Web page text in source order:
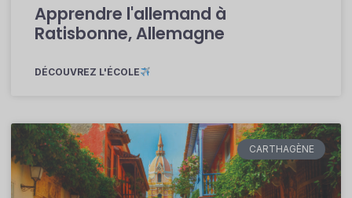
Apprendre l'allemand à
Ratisbonne, Allemagne
DÉCOUVREZ L'ÉCOLE
CARTHAGÈNE